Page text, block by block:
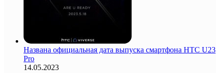
Названа официальная дата выпуска смартфона HTC U23
Pro
14.05.2023